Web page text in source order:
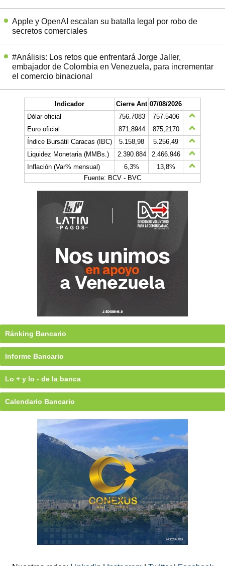
Apple y OpenAI escalan su batalla legal por robo de
secretos comerciales
#Análisis: Los retos que enfrentará Jorge Jaller,
embajador de Colombia en Venezuela, para incrementar
el comercio binacional
Indicador Cierre Ant 07/08/2026
Dólar oficial
756.7083
757.5406
Euro oficial
871,8944
875,2170
Índice Bursátil Caracas (IBC)
5.158,98
5.256,49
Liquidez Monetaria (MMBs.)
2.390.884
2.466.946
Inflación (Var% mensual)
6,3%
13,8%
Fuente: BCV - BVC
Ránking Bancario
Informe Bancario
Lo + y lo - de la banca
Calendario Bancario